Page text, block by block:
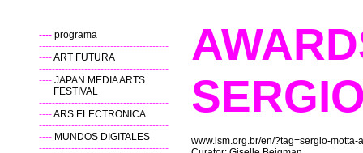
---- programa
----------------------------------------
----ART FUTURA
----------------------------------------
---- JAPAN MEDIA ARTS
FESTIVAL
----------------------------------------
----ARS ELECTRONICA
----------------------------------------
---- MUNDOS DIGITALES
----------------------------------------
www.ism.org.br/en/?tag=sergio-motta-